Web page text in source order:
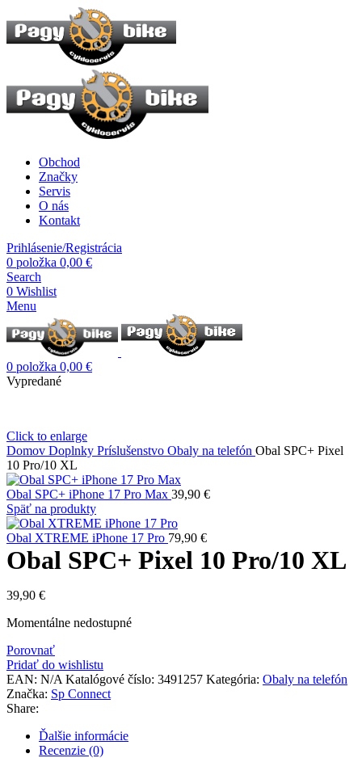
Obchod
Značky
Servis
O nás
Kontakt
Prihlásenie/Registrácia
0 položka 0,00 €
Search
0 Wishlist
Menu
0 položka 0,00 €
Vypredané
Click to enlarge
Domov Doplnky Príslušenstvo Obaly na telefón Obal SPC+ Pixel
10 Pro/10 XL
Obal SPC+ iPhone 17 Pro Max 39,90 €
Späť na produkty
Obal XTREME iPhone 17 Pro 79,90 €
Obal SPC+ Pixel 10 Pro/10 XL
39,90 €
Momentálne nedostupné
Porovnať
Pridať do wishlistu
EAN: N/A Katalógové číslo: 3491257 Kategória: Obaly na telefón
Značka: Sp Connect
Share:
Ďalšie informácie
Recenzie (0)